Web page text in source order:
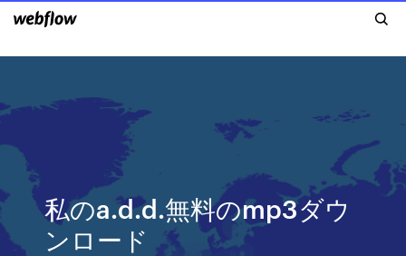
私のa.d.d.無料のmp3ダウ
ンロード